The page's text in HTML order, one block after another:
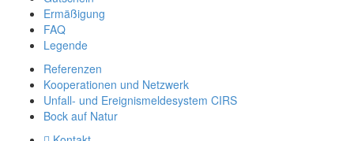
Ermäßigung
FAQ
Legende
Referenzen
Kooperationen und Netzwerk
Unfall- und Ereignismeldesystem CIRS
Bock auf Natur